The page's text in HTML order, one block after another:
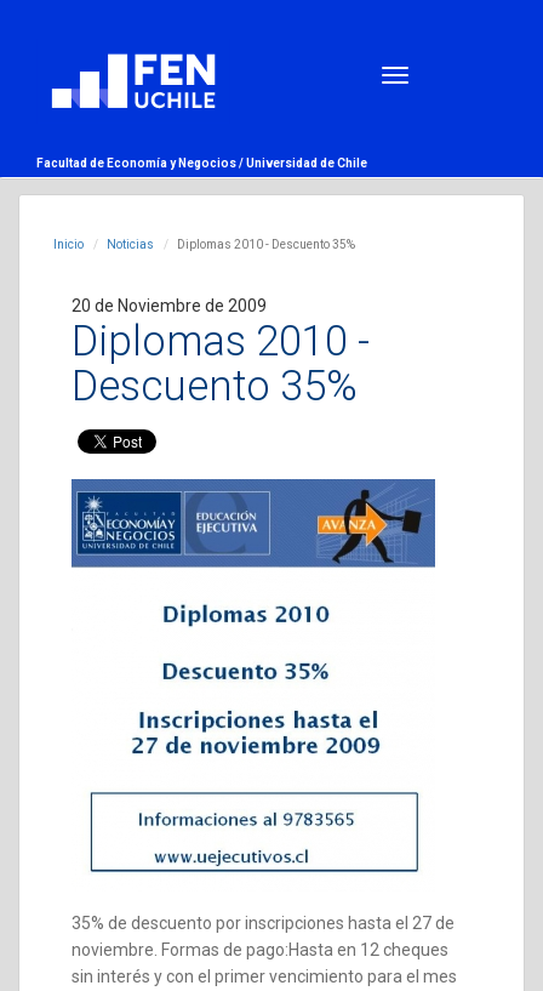
Facultad de Economía y Negocios /Universidad de Chile
Inicio Noticias Diplomas 2010 - Descuento 35%
20 de Noviembre de 2009
Diplomas 2010 -
Descuento 35%
35% de descuento por inscripciones hasta el 27 de
noviembre. Formas de pago:Hasta en 12 cheques
sin interés y con el primer vencimiento para el mes